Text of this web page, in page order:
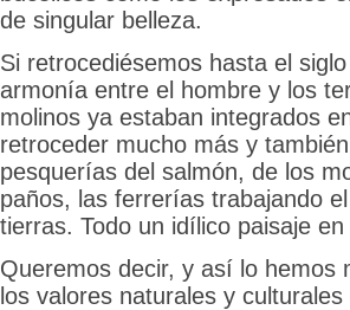
de singular belleza.
Si retrocediésemos hasta el
armonía entre el hombre y los
molinos ya estaban integrados
retroceder mucho más y
pesquerías del salmón, de los
paños, las ferrerías trabajando
tierras. Todo un idílico paisaje
Queremos decir, y así lo hemos
los valores naturales y